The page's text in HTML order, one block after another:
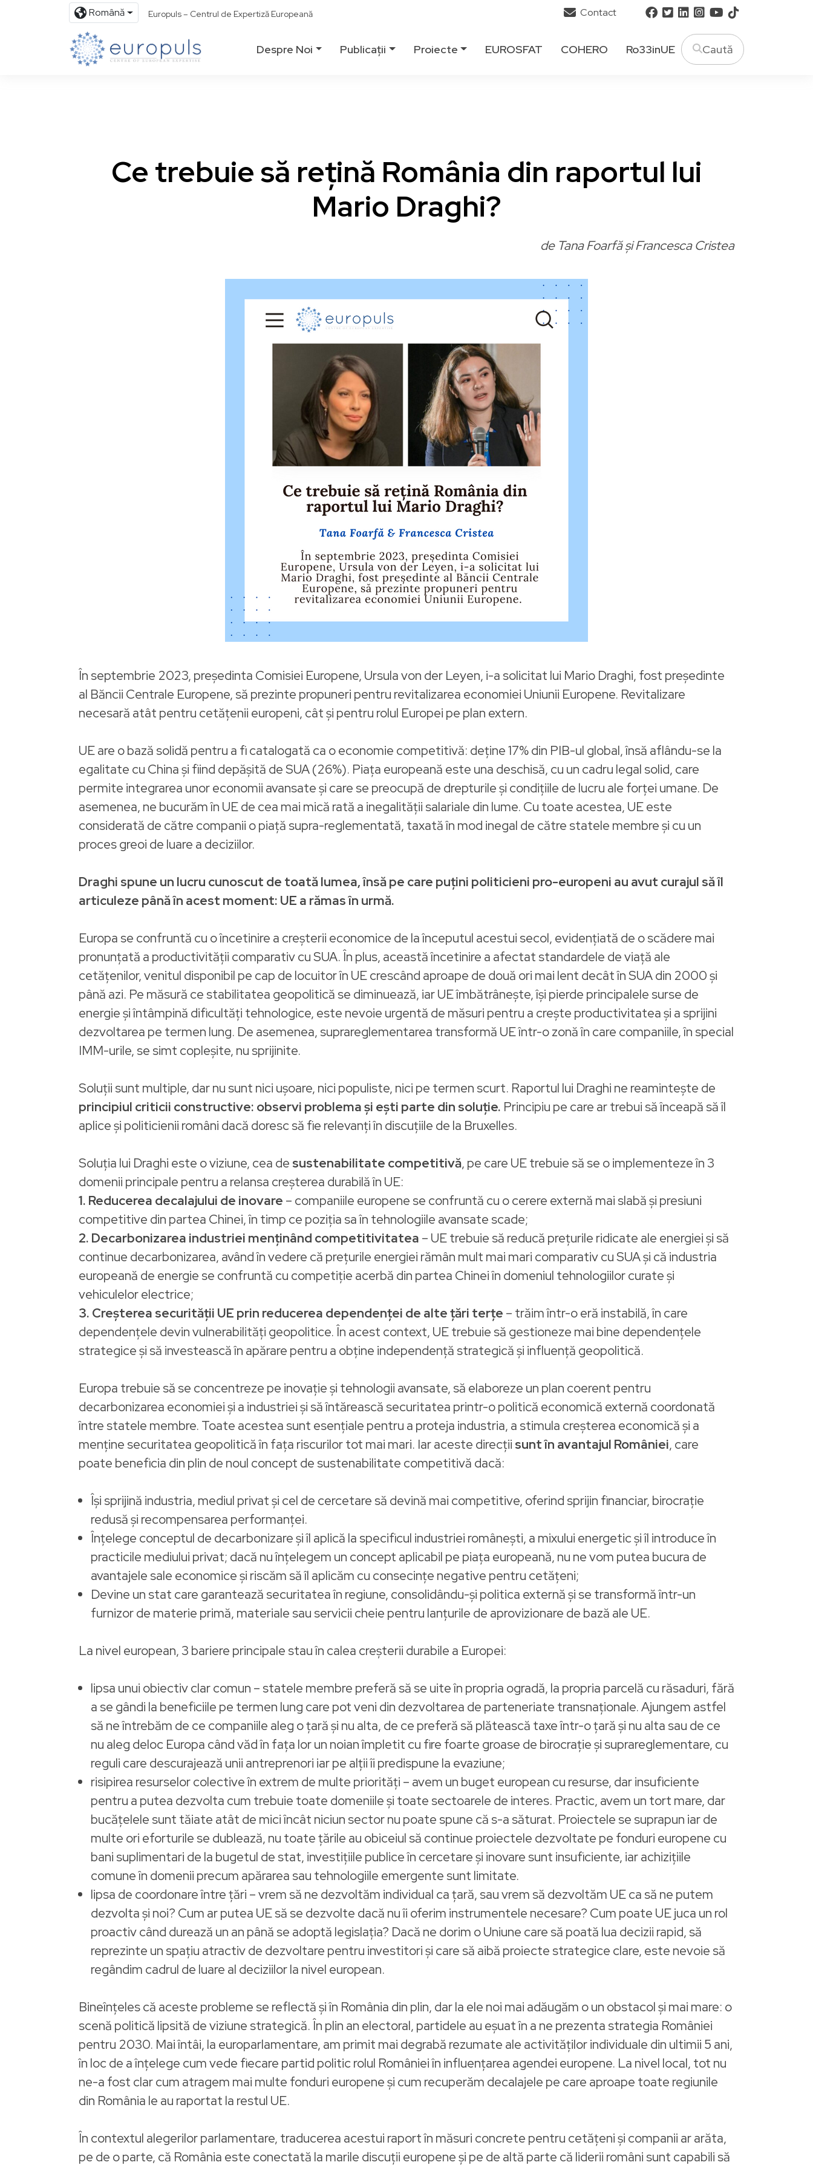
Română Europuls – Centrul de Expertiză Europeană Contact
Despre Noi Publicații Proiecte EUROSFAT COHERO Ro33inUE
Ce trebuie să rețină România din raportul lui
Mario Draghi?
de Tana Foarfă și Francesca Cristea
În septembrie 2023, președinta Comisiei Europene, Ursula von der Leyen, i-a solicitat lui Mario Draghi, fost președinte
al Băncii Centrale Europene, să prezinte propuneri pentru revitalizarea economiei Uniunii Europene. Revitalizare
necesară atât pentru cetățenii europeni, cât și pentru rolul Europei pe plan extern.
UE are o bază solidă pentru a fi catalogată ca o economie competitivă: deține 17% din PIB-ul global, însă aflându-se la
egalitate cu China și fiind depășită de SUA (26%). Piața europeană este una deschisă, cu un cadru legal solid, care
permite integrarea unor economii avansate și care se preocupă de drepturile și condițiile de lucru ale forței umane. De
asemenea, ne bucurăm în UE de cea mai mică rată a inegalității salariale din lume. Cu toate acestea, UE este
considerată de către companii o piață supra-reglementată, taxată în mod inegal de către statele membre și cu un
proces greoi de luare a deciziilor.
Draghi spune un lucru cunoscut de toată lumea, însă pe care puțini politicieni pro-europeni au avut curajul să îl
articuleze până în acest moment: UE a rămas în urmă.
Europa se confruntă cu o încetinire a creșterii economice de la începutul acestui secol, evidențiată de o scădere mai
pronunțată a productivității comparativ cu SUA. În plus, această încetinire a afectat standardele de viață ale
cetățenilor, venitul disponibil pe cap de locuitor în UE crescând aproape de două ori mai lent decât în SUA din 2000 și
până azi. Pe măsură ce stabilitatea geopolitică se diminuează, iar UE îmbătrânește, își pierde principalele surse de
energie și întâmpină dificultăți tehnologice, este nevoie urgentă de măsuri pentru a crește productivitatea și a sprijini
dezvoltarea pe termen lung. De asemenea, suprareglementarea transformă UE într-o zonă în care companiile, în special
IMM-urile, se simt copleșite, nu sprijinite.
Soluții sunt multiple, dar nu sunt nici ușoare, nici populiste, nici pe termen scurt. Raportul lui Draghi ne reamintește de
principiul criticii constructive: observi problema și ești parte din soluție. Principiu pe care ar trebui să înceapă să îl
aplice și politicienii români dacă doresc să fie relevanți în discuțiile de la Bruxelles.
Soluția lui Draghi este o viziune, cea de sustenabilitate competitivă, pe care UE trebuie să se o implementeze în 3
domenii principale pentru a relansa creșterea durabilă în UE:
1. Reducerea decalajului de inovare – companiile europene se confruntă cu o cerere externă mai slabă și presiuni
competitive din partea Chinei, în timp ce poziția sa în tehnologiile avansate scade;
2. Decarbonizarea industriei menținând competitivitatea – UE trebuie să reducă prețurile ridicate ale energiei și să
continue decarbonizarea, având în vedere că prețurile energiei rămân mult mai mari comparativ cu SUA și că industria
europeană de energie se confruntă cu competiție acerbă din partea Chinei în domeniul tehnologiilor curate și
vehiculelor electrice;
3. Creșterea securității UE prin reducerea dependenței de alte țări terțe – trăim într-o eră instabilă, în care
dependențele devin vulnerabilități geopolitice. În acest context, UE trebuie să gestioneze mai bine dependențele
strategice și să investească în apărare pentru a obține independență strategică și influență geopolitică.
Europa trebuie să se concentreze pe inovație și tehnologii avansate, să elaboreze un plan coerent pentru
decarbonizarea economiei și a industriei și să întărească securitatea printr-o politică economică externă coordonată
între statele membre. Toate acestea sunt esențiale pentru a proteja industria, a stimula creșterea economică și a
menține securitatea geopolitică în fața riscurilor tot mai mari. Iar aceste direcții sunt în avantajul României, care
poate beneficia din plin de noul concept de sustenabilitate competitivă dacă:
Își sprijină industria, mediul privat și cel de cercetare să devină mai competitive, oferind sprijin financiar, birocrație
redusă și recompensarea performanței.
Înțelege conceptul de decarbonizare și îl aplică la specificul industriei românești, a mixului energetic și îl introduce în
practicile mediului privat; dacă nu înțelegem un concept aplicabil pe piața europeană, nu ne vom putea bucura de
avantajele sale economice și riscăm să îl aplicăm cu consecințe negative pentru cetățeni;
Devine un stat care garantează securitatea în regiune, consolidându-și politica externă și se transformă într-un
furnizor de materie primă, materiale sau servicii cheie pentru lanțurile de aprovizionare de bază ale UE.
La nivel european, 3 bariere principale stau în calea creșterii durabile a Europei:
lipsa unui obiectiv clar comun – statele membre preferă să se uite în propria ogradă, la propria parcelă cu răsaduri, fără
a se gândi la beneficiile pe termen lung care pot veni din dezvoltarea de parteneriate transnaționale. Ajungem astfel
să ne întrebăm de ce companiile aleg o țară și nu alta, de ce preferă să plătească taxe într-o țară și nu alta sau de ce
nu aleg deloc Europa când văd în fața lor un noian împletit cu fire foarte groase de birocrație și suprareglementare, cu
reguli care descurajează unii antreprenori iar pe alții îi predispune la evaziune;
risipirea resurselor colective în extrem de multe priorități – avem un buget european cu resurse, dar insuficiente
pentru a putea dezvolta cum trebuie toate domeniile și toate sectoarele de interes. Practic, avem un tort mare, dar
bucățelele sunt tăiate atât de mici încât niciun sector nu poate spune că s-a săturat. Proiectele se suprapun iar de
multe ori eforturile se dublează, nu toate țările au obiceiul să continue proiectele dezvoltate pe fonduri europene cu
bani suplimentari de la bugetul de stat, investițiile publice în cercetare și inovare sunt insuficiente, iar achizițiile
comune în domenii precum apărarea sau tehnologiile emergente sunt limitate.
lipsa de coordonare între țări – vrem să ne dezvoltăm individual ca țară, sau vrem să dezvoltăm UE ca să ne putem
dezvolta și noi? Cum ar putea UE să se dezvolte dacă nu îi oferim instrumentele necesare? Cum poate UE juca un rol
proactiv când durează un an până se adoptă legislația? Dacă ne dorim o Uniune care să poată lua decizii rapid, să
reprezinte un spațiu atractiv de dezvoltare pentru investitori și care să aibă proiecte strategice clare, este nevoie să
regândim cadrul de luare al deciziilor la nivel european.
Bineînțeles că aceste probleme se reflectă și în România din plin, dar la ele noi mai adăugăm o un obstacol și mai mare: o
scenă politică lipsită de viziune strategică. În plin an electoral, partidele au eșuat în a ne prezenta strategia României
pentru 2030. Mai întâi, la europarlamentare, am primit mai degrabă rezumate ale activităților individuale din ultimii 5 ani,
în loc de a înțelege cum vede fiecare partid politic rolul României în influențarea agendei europene. La nivel local, tot nu
ne-a fost clar cum atragem mai multe fonduri europene și cum recuperăm decalajele pe care aproape toate regiunile
din România le au raportat la restul UE.
În contextul alegerilor parlamentare, traducerea acestui raport în măsuri concrete pentru cetățeni și companii ar arăta,
pe de o parte, că România este conectată la marile discuții europene și pe de altă parte că liderii români sunt capabili să